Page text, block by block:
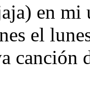
en
el
canción